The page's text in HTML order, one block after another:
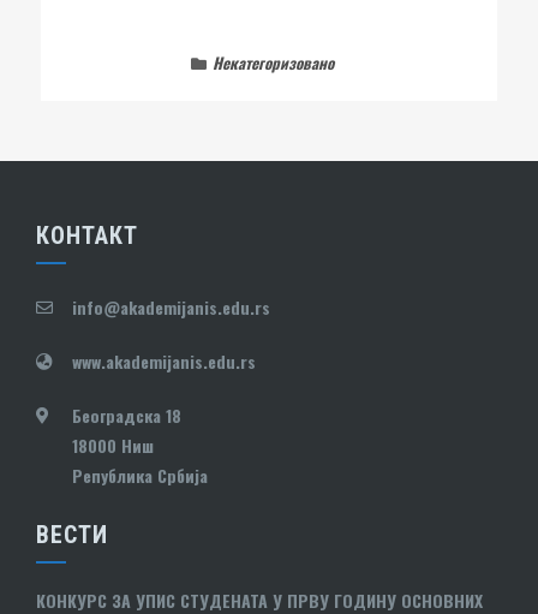
Некатегоризовано
КОНТАКТ
info@akademijanis.edu.rs
www.akademijanis.edu.rs
Београдска 18
18000 Ниш
Република Србија
ВЕСТИ
КОНКУРС ЗА УПИС СТУДЕНАТА У ПРВУ ГОДИНУ ОСНОВНИХ